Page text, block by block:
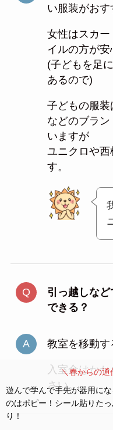
い服装がおす
女性はスカー
イルの方が安
(子どもを足
あるので)
子どもの服装
などのブラ
いますが
ユニクロや西
す。
引っ越しな
できる？
教室を移動す
入室金はか
さい。
＼春からの通
遊んで学んで手先が器用に
のはポピー！シール貼りた
り！